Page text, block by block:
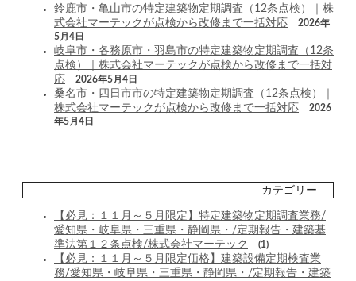
鈴鹿市・亀山市の特定建築物定期調査（12条点検）｜株
式会社マーテックが点検から改修まで一括対応
2026年
5月4日
岐阜市・各務原市・羽島市の特定建築物定期調査（12条
点検）｜株式会社マーテックが点検から改修まで一括対
応
2026年5月4日
桑名市・四日市市の特定建築物定期調査（12条点検）｜
株式会社マーテックが点検から改修まで一括対応
2026
年5月4日
カテゴリー
【必見：１１月～５月限定】特定建築物定期調査業務/
愛知県・岐阜県・三重県・静岡県・/定期報告・建築基
準法第１２条点検/株式会社マーテック
(1)
【必見：１１月～５月限定価格】建築設備定期検査業
務/愛知県・岐阜県・三重県・静岡県・/定期報告・建築